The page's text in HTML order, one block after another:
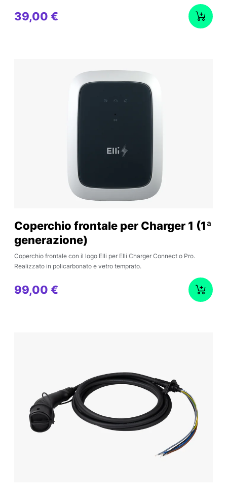
39,00 €
Coperchio frontale per Charger 1 (1ª
generazione)
Coperchio frontale con il logo Elli per Elli Charger Connect o Pro.
Realizzato in policarbonato e vetro temprato.
99,00 €